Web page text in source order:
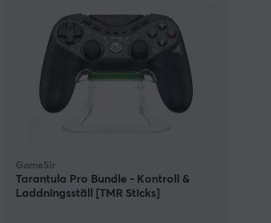
GameSir
Tarantula Pro Bundle - Kontroll &
Laddningsställ [TMR Sticks]